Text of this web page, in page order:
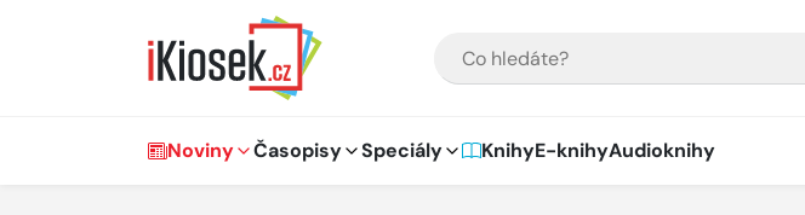
Hlavní navigace
Noviny Časopisy Speciály KnihyE-knihyAudioknihy